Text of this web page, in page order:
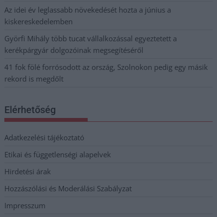
Az idei év leglassabb növekedését hozta a június a
kiskereskedelemben
Györfi Mihály több tucat vállalkozással egyeztetett a
kerékpárgyár dolgozóinak megsegítéséről
41 fok fölé forrósodott az ország, Szolnokon pedig egy másik
rekord is megdőlt
Elérhetőség
Adatkezelési tájékoztató
Etikai és függetlenségi alapelvek
Hirdetési árak
Hozzászólási és Moderálási Szabályzat
Impresszum